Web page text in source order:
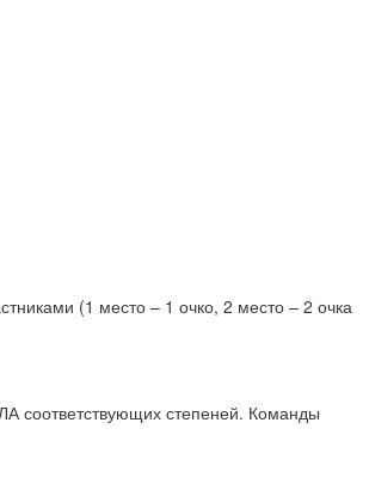
(1 место – 1 очко, 2 место – 2 очка
соответствующих степеней. Команды